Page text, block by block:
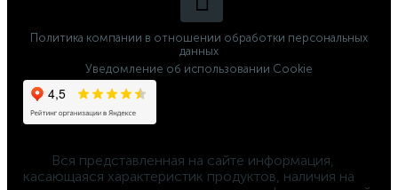
Политика компании в отношении обработки персональных
данных
Уведомление об использовании Cookie
касающаяся характеристик продуктов, наличия на